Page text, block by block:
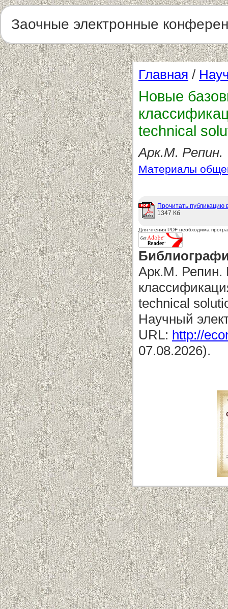
Заочные электронные
Главная /
Новые
technical
Арк.М. Репин.
Материалы
Прочитать публикацию
1347 Кб
Для чтения PDF необходима
Арк.М. Репин.
technical
Научный
URL: http://
07.08.2026).